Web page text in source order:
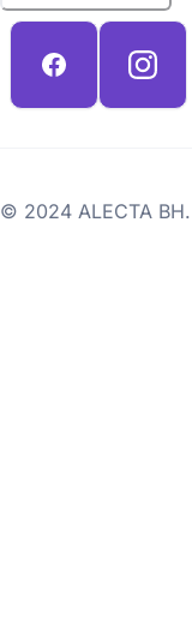
© 2024 ALECTA